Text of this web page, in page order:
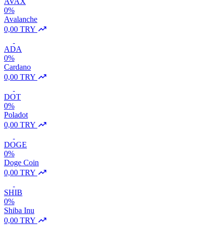
0%
Avalanche
0,00 TRY
ADA
0%
Cardano
0,00 TRY
DOT
0%
Poladot
0,00 TRY
DOGE
0%
Doge Coin
0,00 TRY
SHIB
0%
Shiba Inu
0,00 TRY